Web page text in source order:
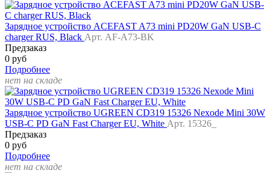
Зарядное устройство ACEFAST A73 mini PD20W GaN USB-C
charger RUS, Black Арт. AF-A73-BK
Предзаказ
0 руб
Подробнее
нет на складе
Зарядное устройство UGREEN CD319 15326 Nexode Mini 30W
USB-C PD GaN Fast Charger EU, White Арт. 15326_
Предзаказ
0 руб
Подробнее
нет на складе